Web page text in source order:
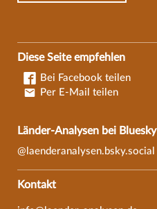
Diese Seite empfehlen
Bei Facebook teilen
Per E-Mail teilen
Länder-Analysen bei Bluesky
@laenderanalysen.bsky.social
Kontakt